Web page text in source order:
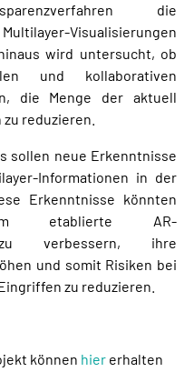
die
Visualisierungen
wird untersucht, ob
und kollaborativen
die Menge der aktuell
reduzieren.
sollen neue Erkenntnisse
Informationen in der
Erkenntnisse könnten
etablierte AR-
zu verbessern, ihre
und somit Risiken bei
zu reduzieren.
können hier erhalten